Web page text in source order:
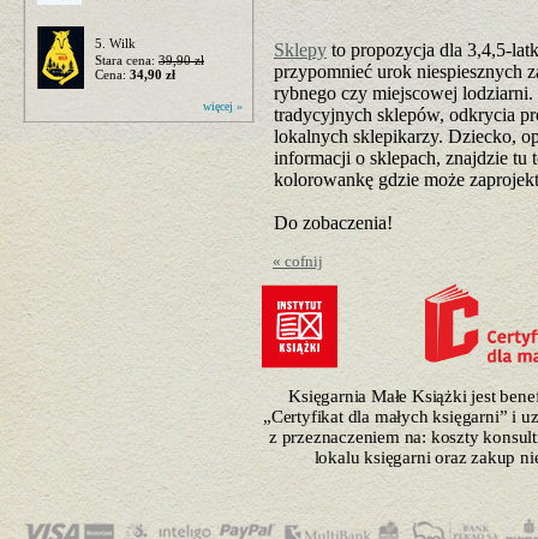
5. Wilk
Stara cena: 39,90 zł
Cena: 34,90 zł
więcej »
Sklepy to propozycja dla 3,4,5-
przypomnieć urok niespiesznych
rybnego czy miejscowej
tradycyjnych sklepów, odkrycia
lokalnych sklepikarzy. Dziecko,
informacji o sklepach, znajdzie
kolorowankę gdzie może
Do zobaczenia!
« cofnij
Księgarnia Małe Książki jest
„Certyfikat dla małych księgarni” i
z przeznaczeniem na: koszty
lokalu księgarni oraz zakup